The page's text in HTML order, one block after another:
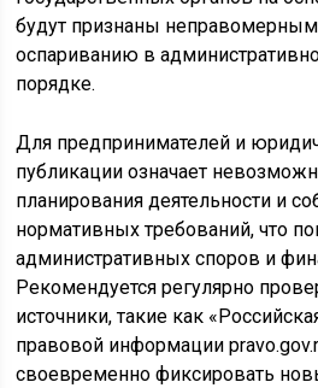
будут признаны
оспариванию в
порядке.
Для предпринимателей и
публикации означает
планирования деятельности и
нормативных требований, что
административных споров и
Рекомендуется регулярно
источники, такие как
правовой информации
своевременно фиксировать